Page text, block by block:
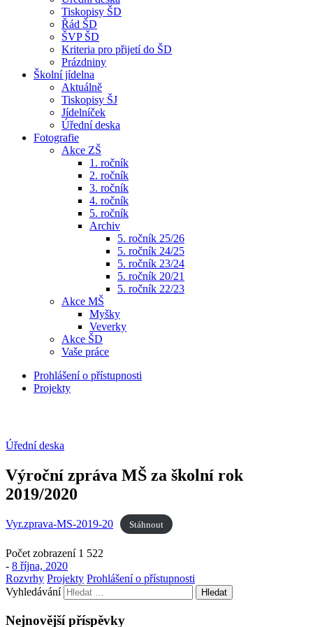
Tiskopisy ŠD
Řád ŠD
ŠVP ŠD
Kriteria pro přijetí do ŠD
Prázdniny
Školní jídelna
Aktuálně
Tiskopisy ŠJ
Jídelníček
Úřední deska
Fotografie
Akce ZŠ
1. ročník
2. ročník
3. ročník
4. ročník
5. ročník
Archiv
5. ročník 25/26
5. ročník 24/25
5. ročník 23/24
5. ročník 20/21
5. ročník 22/23
Akce MŠ
Myšky
Veverky
Akce ŠD
Vaše práce
Prohlášení o přístupnosti
Projekty
Úřední deska
Výroční zpráva MŠ za školní rok
2019/2020
Vyr.zprava-MS-2019-20 Stáhnout
Počet zobrazení 1 522
- 8 října, 2020
Rozvrhy Projekty Prohlášení o přístupnosti
Vyhledávání
Nejnovější příspěvky